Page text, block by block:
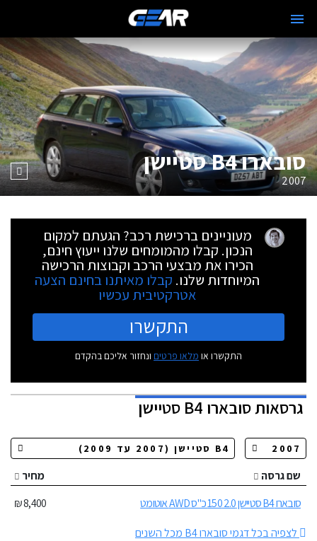
סובארו B4 סטיישן
2007
מעוניינים ברכישת רכב? הגעתם למקום
הנכון. קבלו מהמומחים שלנו ייעוץ חינם,
הכירו את מבצעי הרכב וקבוצות הרכישה
המיוחדות שלנו. קבלו מאיתנו בחינם הצעה
אטרקטיבית עכשיו
התקשרו
התקשרו או מלאו פרטים ונחזור אליכם בהקדם
גרסאותסובארו B4 סטיישן
שם גרסה
מחיר
סובארו B4 סטיישן 2.0 150 כ"ס AWD אוטומט
8,400 ₪
לצפיה בכל דגמי סובארו B4 מכל השנים